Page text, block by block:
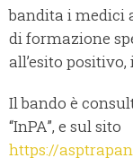
bandita i medici
di formazione
all’esito
Il bando è
“InPA”, e sul sito
https://